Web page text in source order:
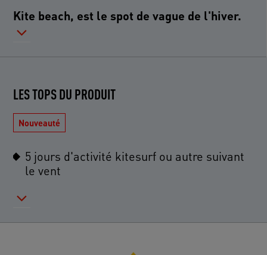
Kite beach, est le spot de vague de l'hiver.
LES TOPS DU PRODUIT
Nouveauté
5 jours d'activité kitesurf ou autre suivant
le vent